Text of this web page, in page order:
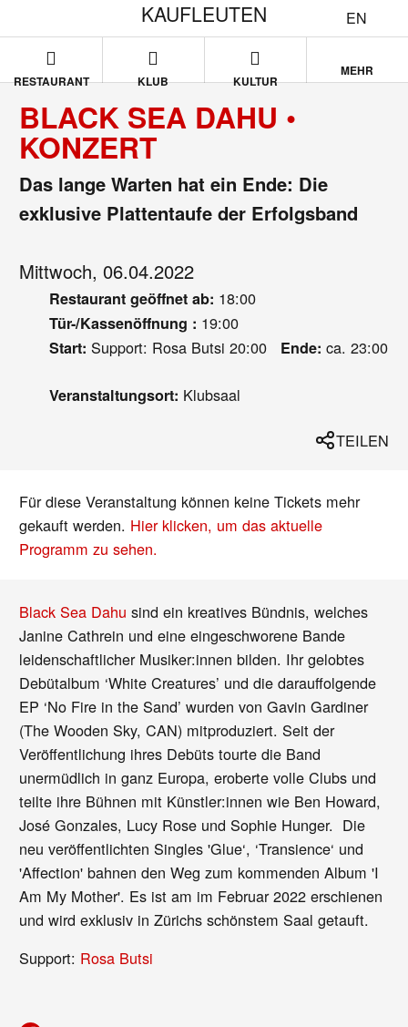
EN
KAUFLEUTEN
RESTAURANT KLUB KULTUR
MEHR
BLACK SEA DAHU •
KONZERT
Das lange Warten hat ein Ende: Die
exklusive Plattentaufe der Erfolgsband
Mittwoch, 06.04.2022
Restaurant geöffnet ab: 18:00
Tür-/Kassenöffnung : 19:00
Start: Support: Rosa Butsi 20:00 Ende: ca. 23:00
Veranstaltungsort: Klubsaal
TEILEN
Für diese Veranstaltung können keine Tickets mehr
gekauft werden. Hier klicken, um das aktuelle
Programm zu sehen.
Black Sea Dahu sind ein kreatives Bündnis, welches
Janine Cathrein und eine eingeschworene Bande
leidenschaftlicher Musiker:innen bilden. Ihr gelobtes
Debütalbum ‘White Creatures’ und die darauffolgende
EP ‘No Fire in the Sand’ wurden von Gavin Gardiner
(The Wooden Sky, CAN) mitproduziert. Seit der
Veröffentlichung ihres Debüts tourte die Band
unermüdlich in ganz Europa, eroberte volle Clubs und
teilte ihre Bühnen mit Künstler:innen wie Ben Howard,
José Gonzales, Lucy Rose und Sophie Hunger. Die
neu veröffentlichten Singles 'Glue‘, ‘Transience‘ und
'Affection' bahnen den Weg zum kommenden Album 'I
Am My Mother'. Es ist am im Februar 2022 erschienen
und wird exklusiv in Zürichs schönstem Saal getauft.
Support: Rosa Butsi